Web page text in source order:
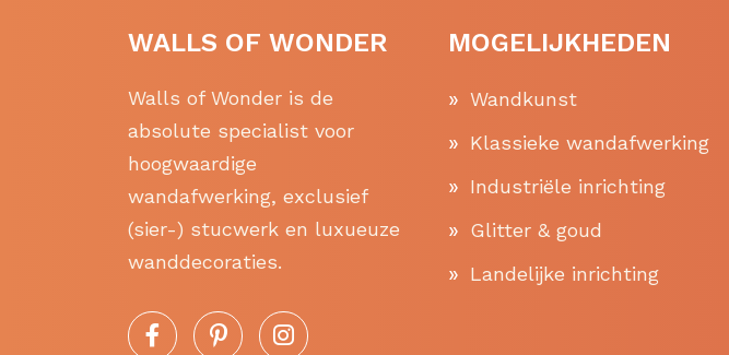
WALLS OF WONDER
Walls of Wonder is de
absolute specialist voor
hoogwaardige
wandafwerking, exclusief
(sier-) stucwerk en luxueuze
wanddecoraties.
MOGELIJKHEDEN
Wandkunst
Klassieke wandafwerking
Industriële inrichting
Glitter & goud
Landelijke inrichting